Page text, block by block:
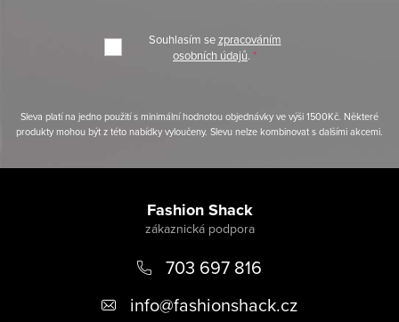
Souhlasím sezpracováním
osobních údajů.
Sleva platí na jedno použití s minimální hodnotou objednávky ve výši 1500Kč. Některé
produkty mohou být z této nabídky vyloučeny. Slevu nelze kombinovat s dalšími akcemi.
Fashion Shack
703 697 816
info@fashionshack.cz